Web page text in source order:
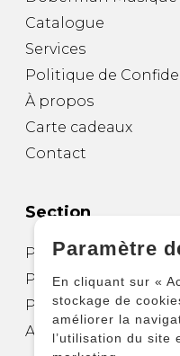
Catalogue
Services
Politique de
À propos
Carte cadeaux
Contact
Section
Partitions pour
Partitions pour
Partitions pour
Autres produits
Paramètre
En cliquant sur «
stockage de
améliorer la
l’utilisation du site